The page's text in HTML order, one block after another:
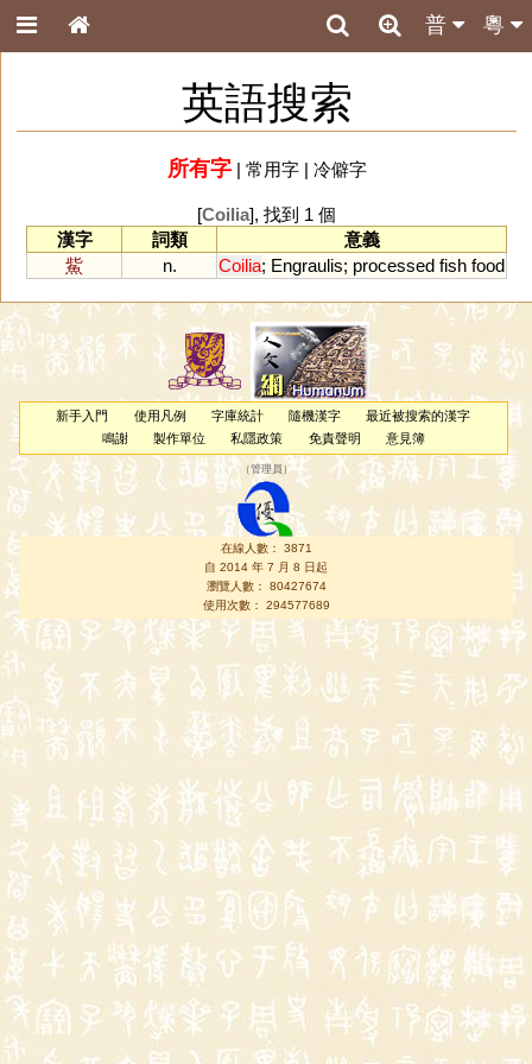
粵
普
英語搜索
所有字| 常用字| 冷僻字
[Coilia], 找到 1 個
漢字
詞類
意義
鮆
n. Coilia; Engraulis; processed fish food
新手入門 使用凡例 字庫統計 隨機漢字
最近被搜索的漢字
鳴謝
製作單位 私隱政策 免責聲明 意見簿
（管理員 ）
在線人數： 3871
自 2014 年 7 月 8 日起
瀏覽人數： 80427674
使用次數： 294577689